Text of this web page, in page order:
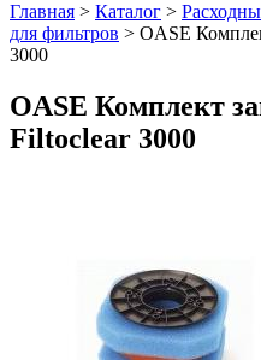
Главная > Каталог >
для фильтров > OASE
3000
OASE Комплект
Filtoclear 3000